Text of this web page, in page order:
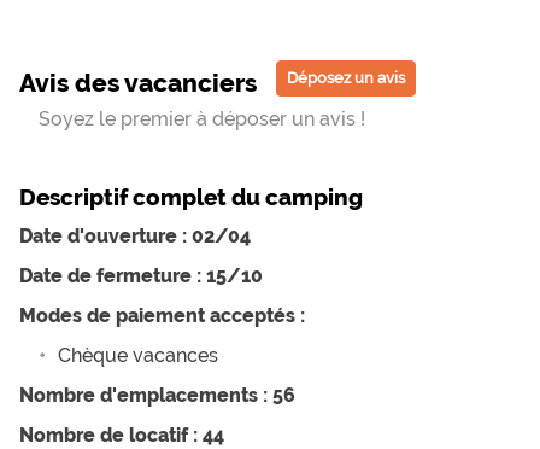
Avis des vacanciers Déposez un avis
Soyez le premier à déposer un avis !
Descriptif complet du camping
Date d'ouverture : 02/04
Date de fermeture : 15/10
Modes de paiement acceptés :
Chèque vacances
Nombre d'emplacements : 56
Nombre de locatif : 44